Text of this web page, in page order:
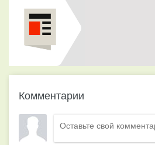
Комментарии